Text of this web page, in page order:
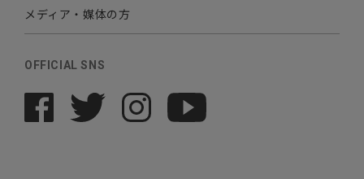
メディア・媒体の方
OFFICIAL SNS